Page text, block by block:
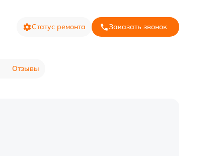
Статус ремонта Заказать звонок
Отзывы